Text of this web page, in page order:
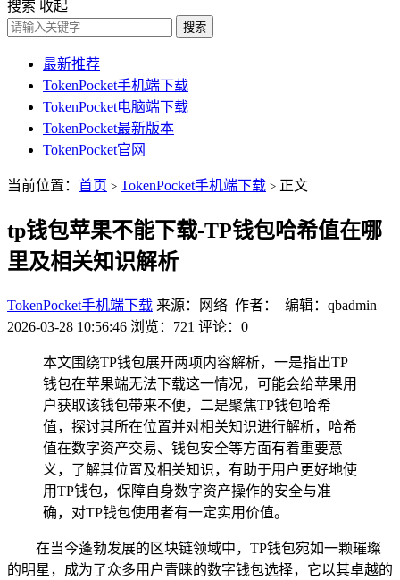
搜索 收起
搜索
最新推荐
TokenPocket手机端下载
TokenPocket电脑端下载
TokenPocket最新版本
TokenPocket官网
当前位置： 首页 > TokenPocket手机端下载 > 正文
tp钱包苹果不能下载-TP钱包哈希值在哪
里及相关知识解析
TokenPocket手机端下载 来源：网络 作者： 编辑：qbadmin
2026-03-28 10:56:46 浏览：721 评论：0
本文围绕TP钱包展开两项内容解析，一是指出TP
钱包在苹果端无法下载这一情况，可能会给苹果用
户获取该钱包带来不便，二是聚焦TP钱包哈希
值，探讨其所在位置并对相关知识进行解析，哈希
值在数字资产交易、钱包安全等方面有着重要意
义，了解其位置及相关知识，有助于用户更好地使
用TP钱包，保障自身数字资产操作的安全与准
确，对TP钱包使用者有一定实用价值。
在当今蓬勃发展的区块链领域中，TP钱包宛如一颗璀璨
的明星，成为了众多用户青睐的数字钱包选择，它以其卓越的